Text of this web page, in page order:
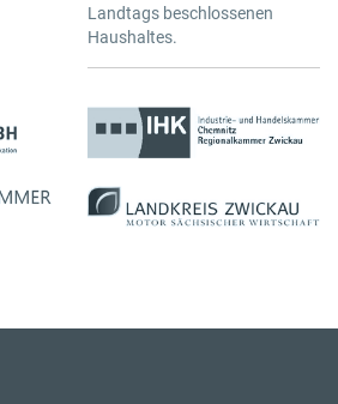
Landtags beschlossenen
Haushaltes.